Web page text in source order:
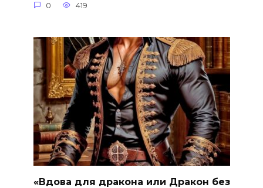
0 419
«Вдова для дракона или Дракон без